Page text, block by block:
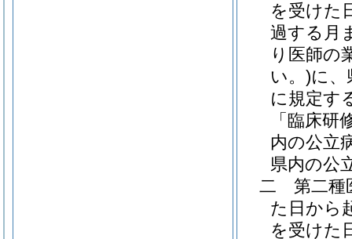
を受けた
過する月
り医師の
い。)に、
に規定す
「臨床研
内の公立
県内の公
二
第二種
た日から
を受けた